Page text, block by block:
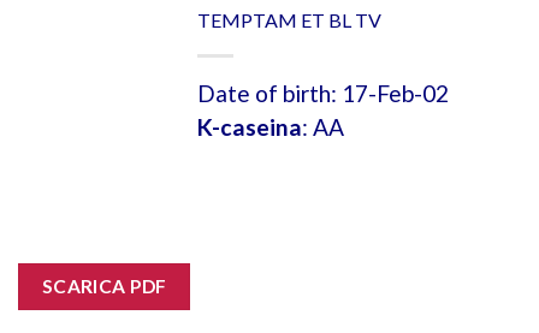
TEMPTAM ET BL TV
Date of birth: 17-Feb-02
K-caseina: AA
SCARICA PDF